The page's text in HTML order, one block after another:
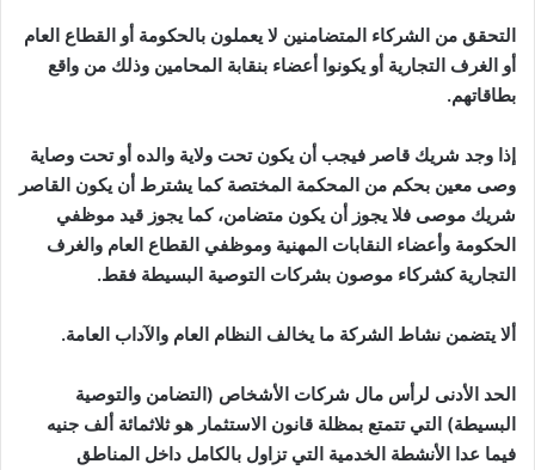
التحقق من الشركاء المتضامنين لا يعملون بالحكومة أو القطاع العام
أو الغرف التجارية أو يكونوا أعضاء بنقابة المحامين وذلك من واقع
بطاقاتهم.
إذا وجد شريك قاصر فيجب أن يكون تحت ولاية والده أو تحت وصاية
وصى معين بحكم من المحكمة المختصة كما يشترط أن يكون القاصر
شريك موصى فلا يجوز أن يكون متضامن، كما يجوز قيد موظفي
الحكومة وأعضاء النقابات المهنية وموظفي القطاع العام والغرف
التجارية كشركاء موصون بشركات التوصية البسيطة فقط.
ألا يتضمن نشاط الشركة ما يخالف النظام العام والآداب العامة.
الحد الأدنى لرأس مال شركات الأشخاص (التضامن والتوصية
البسيطة) التي تتمتع بمظلة قانون الاستثمار هو ثلاثمائة ألف جنيه
فيما عدا الأنشطة الخدمية التي تزاول بالكامل داخل المناطق